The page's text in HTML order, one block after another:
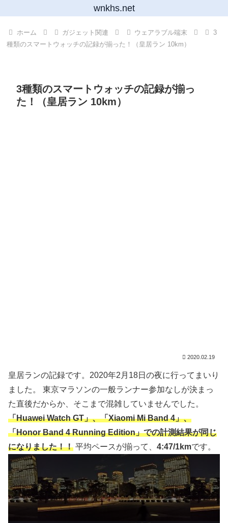
wnkhs.net
ホーム ガジェット関連 ウェアラブル端末
3
種類のスマートウォッチの記録が揃った！（皇居ラン 10km）
3種類のスマートウォッチの記録が揃っ
た！（皇居ラン 10km）
2020.02.19
皇居ランの記録です。2020年2月18日の夜に行ってまいり
ました。 東京マラソンの一般ランナー参加なしが決まっ
た直後だからか、そこまで混雑していませんでした。
「Huawei Watch GT」、「Xiaomi Mi Band 4」、
「Honor Band 4 Running Edition」での計測結果が同じ
になりました！！ 平均ペースが揃って、 4:47/1kmです。